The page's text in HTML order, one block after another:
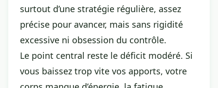
surtout d’une stratégie régulière, assez
précise pour avancer, mais sans rigidité
excessive ni obsession du contrôle.
Le point central reste le déficit modéré. Si
vous baissez trop vite vos apports, votre